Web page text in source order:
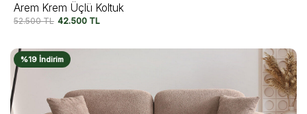
Arem Krem Üçlü Koltuk
52.500TL 42.500 TL
%19 İndirim